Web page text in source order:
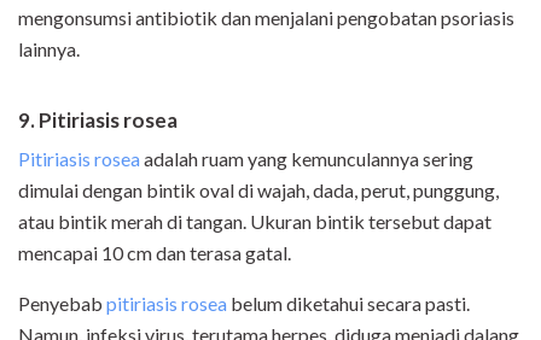
mengonsumsi antibiotik dan menjalani pengobatan psoriasis
lainnya.
9. Pitiriasis rosea
Pitiriasis roseaadalah ruam yang kemunculannya sering
dimulai dengan bintik oval di wajah, dada, perut, punggung,
atau bintik merah di tangan. Ukuran bintik tersebut dapat
mencapai 10 cm dan terasa gatal.
Penyebab pitiriasis rosea belum diketahui secara pasti.
Namun, infeksi virus, terutama herpes, diduga menjadi dalang